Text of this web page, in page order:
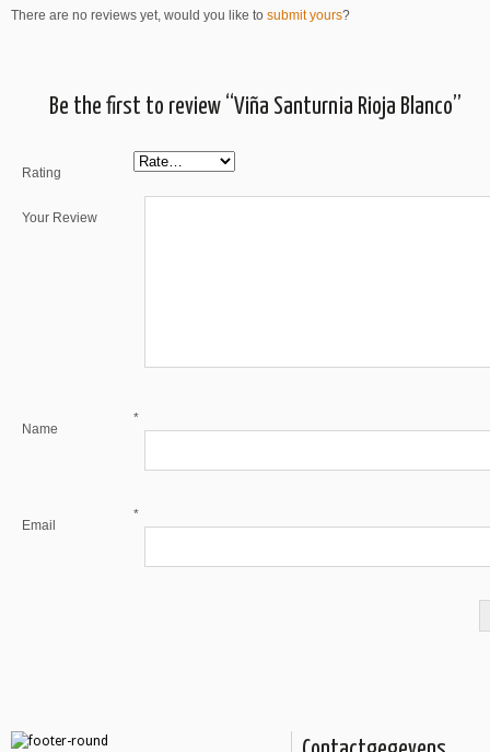
There are no reviews yet, would you like to submit yours?
Be the first to review “Viña Santurnia Rioja Blanco”
Rating
Your Review
Name
*
Email
*